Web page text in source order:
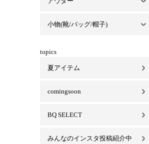
セットアップ一覧
パーカーセットアップ
Tシャツセットアップ
スカートセットアップ
ベロアセットアップ
アウター一覧
コート
ジャケット
ブルゾン/MA-1
小物(靴/バッグ/帽子)
小物(靴/バッグ/帽子)一覧
バッグ
キャップ/ハット
靴ビキニ
マスク
topics
夏アイテム
comingsoon
BQ SELECT
みんなのインスタ投稿紹介中